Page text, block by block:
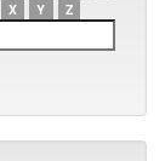
X Y Z